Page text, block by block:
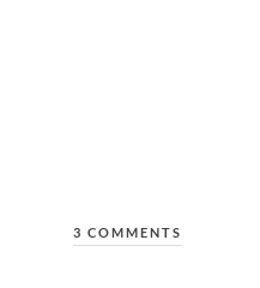
3 COMMENTS